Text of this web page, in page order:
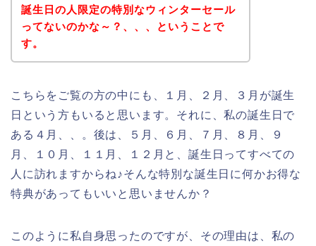
誕生日の人限定の特別なウィンターセール
ってないのかな～？、、、ということで
す。
こちらをご覧の方の中にも、１月、２月、３月が誕生
日という方もいると思います。それに、私の誕生日で
ある４月、、。後は、５月、６月、７月、８月、９
月、１０月、１１月、１２月と、誕生日ってすべての
人に訪れますからね♪そんな特別な誕生日に何かお得な
特典があってもいいと思いませんか？
このように私自身思ったのですが、その理由は、私の